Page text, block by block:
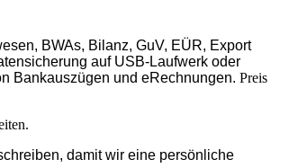
BWAs, Bilanz, GuV, EÜR, Export
auf USB-Laufwerk oder
Bankauszügen und eRechnungen. Preis
damit wir eine persönliche